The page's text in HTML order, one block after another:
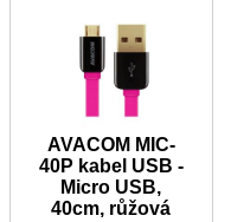
AVACOM MIC-
40P kabel USB -
Micro USB,
40cm, růžová